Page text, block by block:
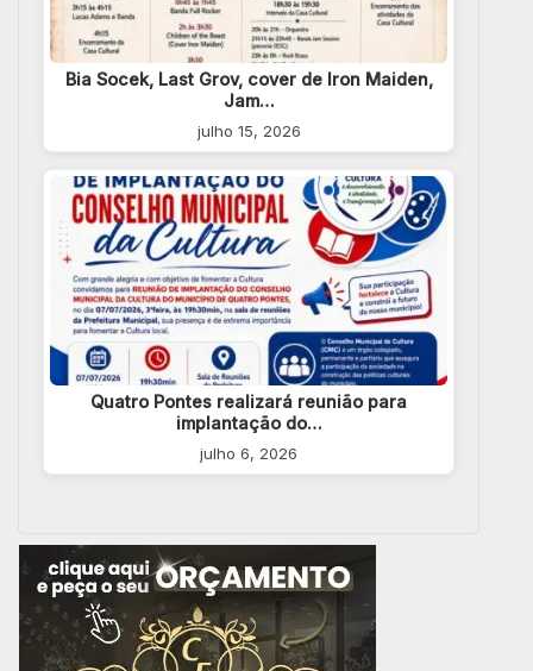
Bia Socek, Last Grov, cover de Iron Maiden,
Jam…
julho 15, 2026
Quatro Pontes realizará reunião para
implantação do…
julho 6, 2026